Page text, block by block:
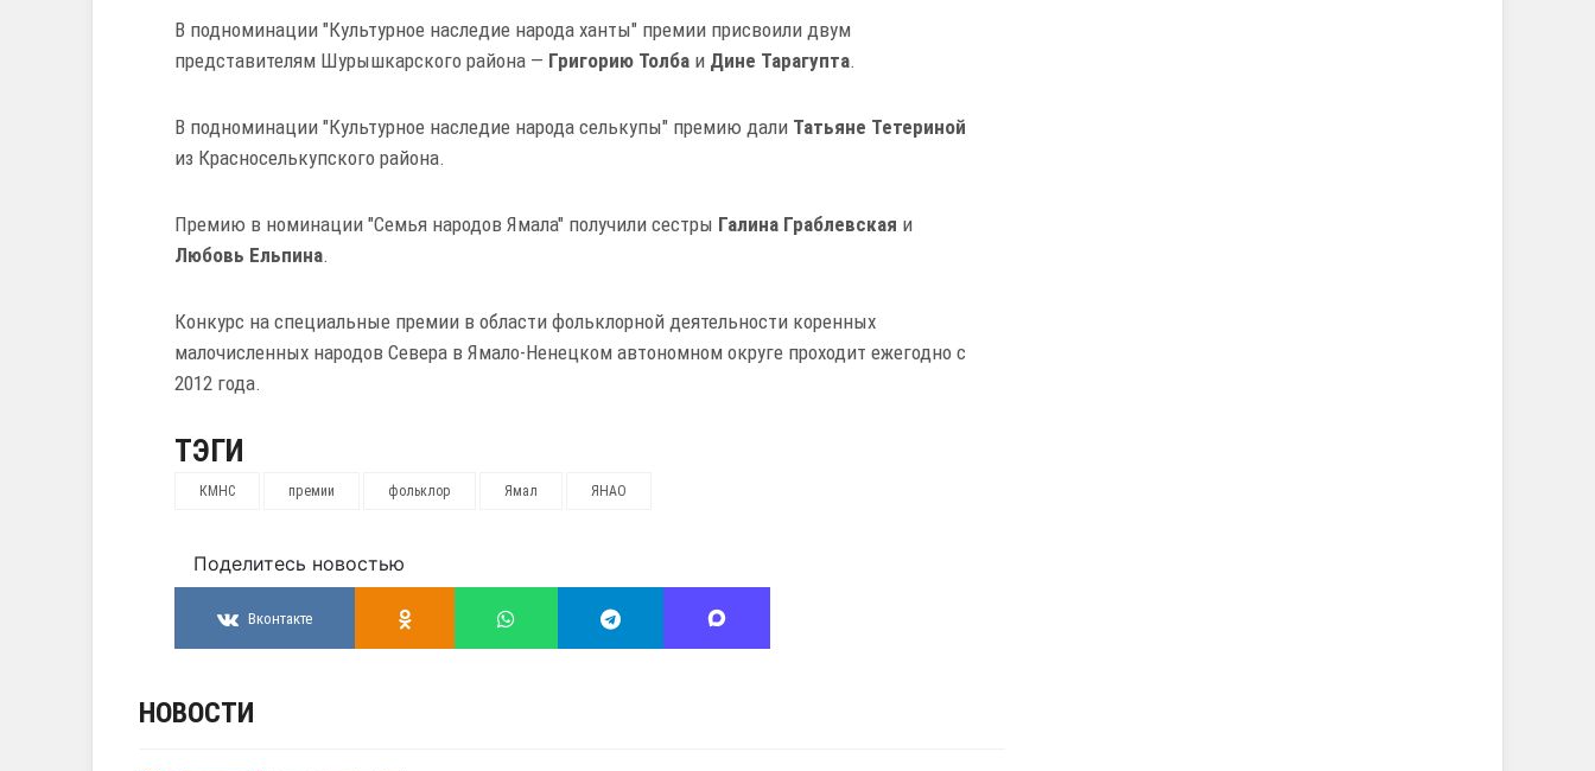
В подноминации "Культурное наследие народа ханты" премии присвоили двум
представителям Шурышкарского района — Григорию Толба и Дине Тарагупта.
В подноминации "Культурное наследие народа селькупы" премию дали Татьяне Тетериной
из Красноселькупского района.
Премию в номинации "Семья народов Ямала" получили сестры Галина Граблевская и
Любовь Ельпина.
Конкурс на специальные премии в области фольклорной деятельности коренных
малочисленных народов Севера в Ямало-Ненецком автономном округе проходит ежегодно с
2012 года.
ТЭГИ
КМНС премии фольклор Ямал ЯНАО
Поделитесь новостью
Вконтакте
НОВОСТИ